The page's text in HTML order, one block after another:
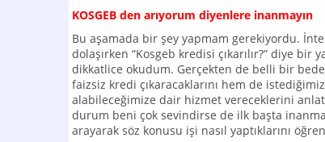
KOSGEB den arıyorum diyenlere inanmayın
Bu aşamada bir şey yapmam gerekiyordu.
dolaşırken “Kosgeb kredisi çıkarılır?” diye bir
dikkatlice okudum. Gerçekten de belli bir bedel
faizsiz kredi çıkaracaklarını hem de
alabileceğimize dair hizmet vereceklerini
durum beni çok sevindirse de ilk başta
arayarak söz konusu işi nasıl yaptıklarını